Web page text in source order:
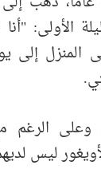
الأولى:
إلى
وعلى
ليس